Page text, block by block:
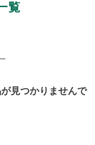
覧
見つかりませんで